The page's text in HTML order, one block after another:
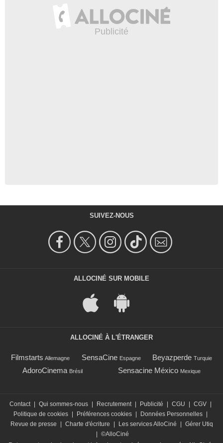
SUIVEZ-NOUS
ALLOCINÉ SUR MOBILE
ALLOCINÉ À L'ÉTRANGER
Filmstarts Allemagne SensaCine Espagne Beyazperde Turquie
AdoroCinema Brésil Sensacine México Mexique
Contact | Qui sommes-nous | Recrutement | Publicité | CGU | CGV |
Politique de cookies | Préférences cookies | Données Personnelles |
Revue de presse
| Charte d'écriture | Les services AlloCiné | Gérer Utiq
| ©AlloCiné